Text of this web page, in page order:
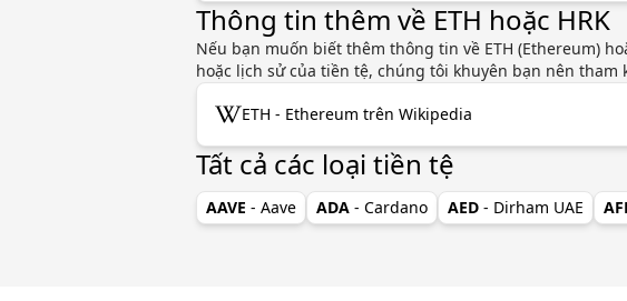
Thông tin thêm về ETH hoặc HRK
Nếu bạn muốn biết thêm thông tin về ETH (Ethereum)
hoặc lịch sử của tiền tệ, chúng tôi khuyên bạn nên tham
ETH - Ethereum trên Wikipedia
Tất cả các loại tiền tệ
AAVE - Aave ADA - Cardano AED - Dirham UAE